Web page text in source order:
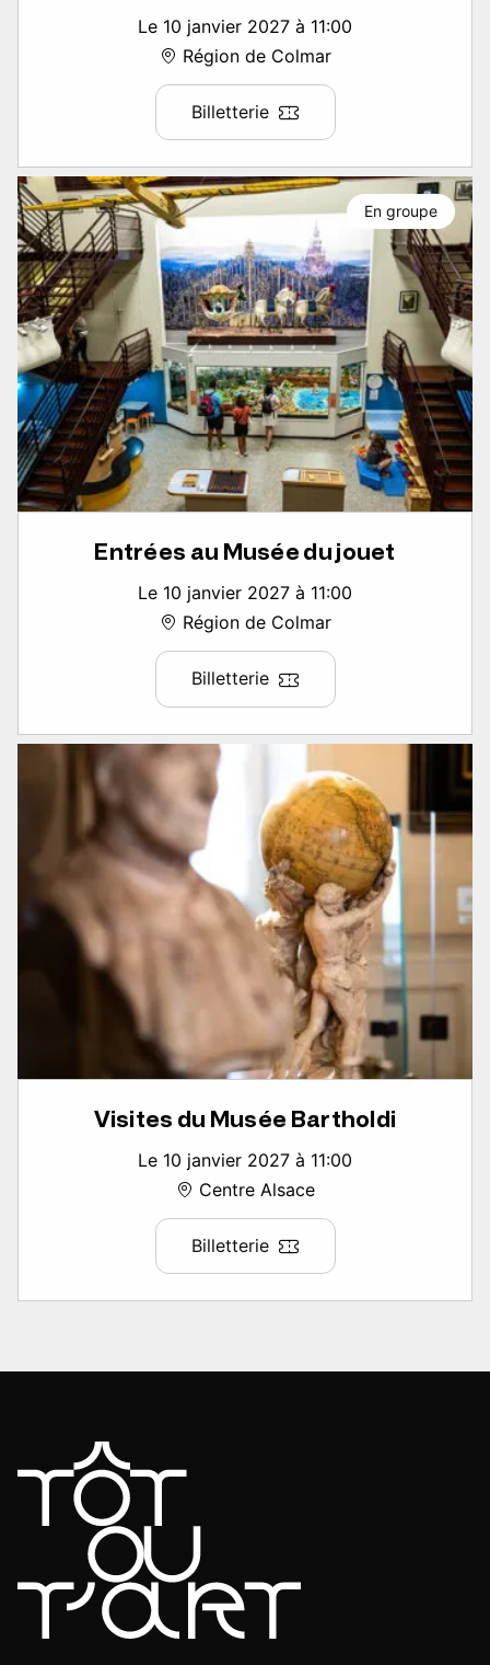
Le 10 janvier 2027 à 11:00
Région de Colmar
Billetterie
Entrées au Musée du jouet
Le 10 janvier 2027 à 11:00
Région de Colmar
Billetterie
En groupe
Visites du Musée Bartholdi
Le 10 janvier 2027 à 11:00
Centre Alsace
Billetterie